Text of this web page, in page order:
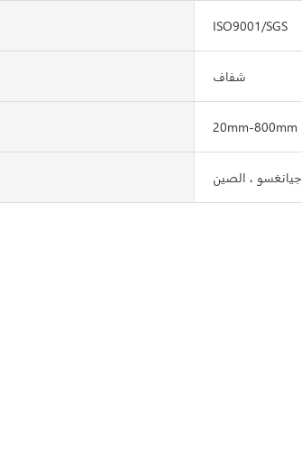
ISO9001/SGS
شفاف
20mm-800mm
جيانغسو ، الصين